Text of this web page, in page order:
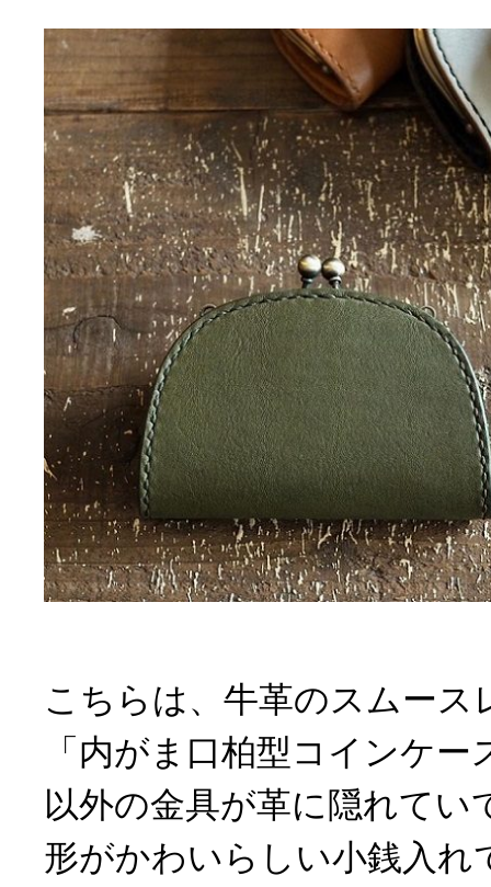
こちらは、牛革のスムース
「内がま口柏型コインケ
以外の金具が革に隠れてい
形がかわいらしい小銭入れ